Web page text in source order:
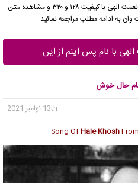
نعمت الهی
با کیفیت ۱۲۸ و ۳۲۰ و مشاهده متن
به ادامه مطلب مراجعه نمائید …
با نام پس اینم از این
نام حال خوش
13th نوامبر 2021
Song OfHale KhoshFrom